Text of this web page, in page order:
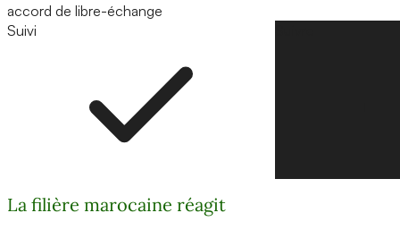
accord de libre-échange
Suivi
La filière marocaine réagit